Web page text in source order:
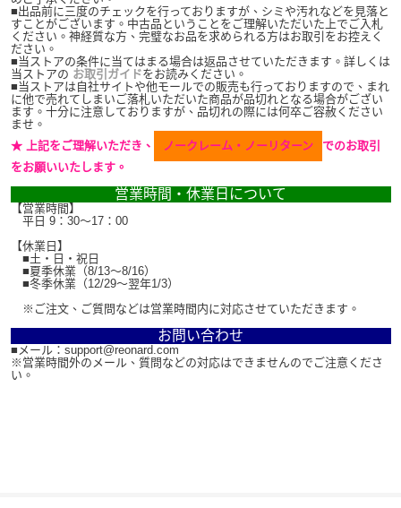
■出品前に三度のチェックを行っておりますが、シミや汚れなどを見落と
すことがございます。中古品ということをご理解いただいた上でご入札
ください。神経質な方、完璧なお品を求められる方はお取引をお控えく
ださい。
■当ストアの条件に当てはまる場合は返品させていただきます。詳しくは
当ストアの お取引ガイドをお読みください。
■当ストアは自社サイトや他モールでの販売も行っておりますので、まれ
に他で売れてしまいご落札いただいた商品が品切れとなる場合がござい
ます。十分に注意しておりますが、品切れの際には何卒ご容赦ください
ませ。
★ 上記をご理解いただき、
ノークレーム・ノーリターン
でのお取引
をお願いいたします。
営業時間・休業日について
【営業時間】
平日 9：30～17：00
【休業日】
■土・日・祝日
■夏季休業（8/13～8/16）
■冬季休業（12/29～翌年1/3）
※ご注文、ご質問などは営業時間内に対応させていただきます。
お問い合わせ
■メール：support@reonard.com
※営業時間外のメール、質問などの対応はできませんのでご注意くださ
い。